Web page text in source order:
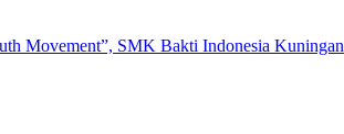
Movement”, SMK Bakti Indonesia Kuningan